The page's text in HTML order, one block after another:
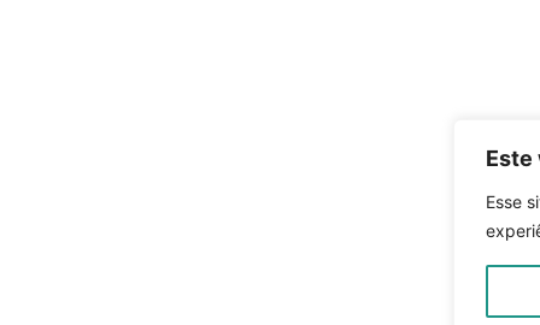
Este
Esse